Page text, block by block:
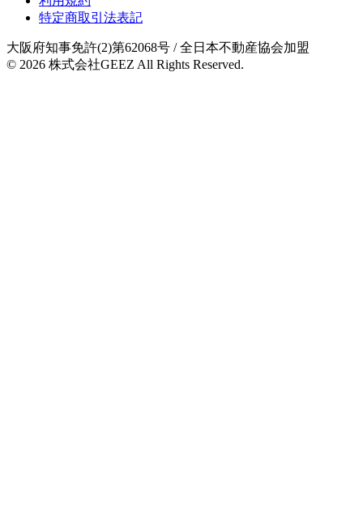
特定商取引法表記
大阪府知事免許(2)第62068号 / 全日本不動産協会加盟
© 2026 株式会社GEEZ All Rights Reserved.